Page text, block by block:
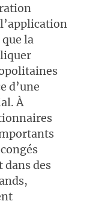
la
d’une
À
des